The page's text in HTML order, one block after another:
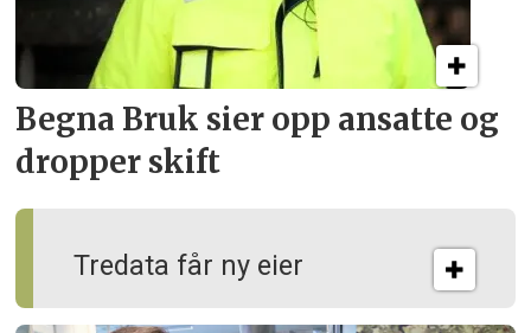
Tredata får ny eier
Begna Bruk sier opp ansatte og
dropper skift